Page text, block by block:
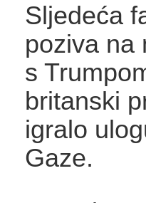
Sljedeća
poziva na
s
britanski
igralo
Gaze.